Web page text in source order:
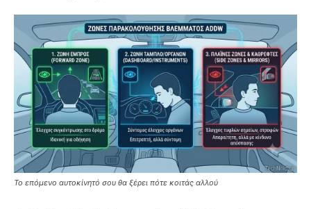
Το επόμενο αυτοκίνητό σου θα ξέρει πότε κοιτάς αλλού